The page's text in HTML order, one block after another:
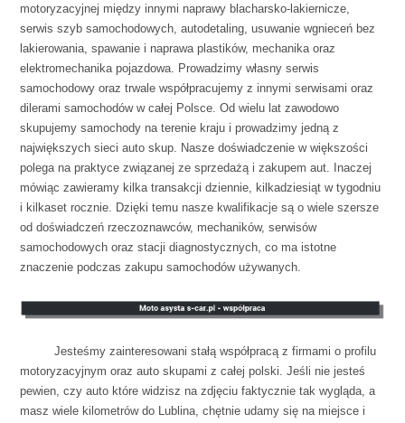
motoryzacyjnej między innymi naprawy blacharsko-lakiernicze,
serwis szyb samochodowych, autodetaling, usuwanie wgnieceń bez
lakierowania, spawanie i naprawa plastików, mechanika oraz
elektromechanika pojazdowa. Prowadzimy własny serwis
samochodowy oraz trwale współpracujemy z innymi serwisami oraz
dilerami samochodów w całej Polsce. Od wielu lat zawodowo
skupujemy samochody na terenie kraju i prowadzimy jedną z
największych sieci auto skup. Nasze doświadczenie w większości
polega na praktyce związanej ze sprzedażą i zakupem aut. Inaczej
mówiąc zawieramy kilka transakcji dziennie, kilkadziesiąt w tygodniu
i kilkaset rocznie. Dzięki temu nasze kwalifikacje są o wiele szersze
od doświadczeń rzeczoznawców, mechaników, serwisów
samochodowych oraz stacji diagnostycznych, co ma istotne
znaczenie podczas zakupu samochodów używanych.
spacjaJesteśmy zainteresowani stałą współpracą z firmami o profilu
motoryzacyjnym oraz auto skupami z całej polski. Jeśli nie jesteś
pewien, czy auto które widzisz na zdjęciu faktycznie tak wygląda, a
masz wiele kilometrów do Lublina, chętnie udamy się na miejsce i